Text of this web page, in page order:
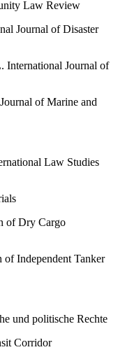
Law Review
Journal of Disaster
International Journal of
of Marine and
Law Studies
of Dry Cargo
of Independent Tanker
und politische Rechte
Corridor